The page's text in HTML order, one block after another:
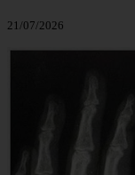
21/07/2026